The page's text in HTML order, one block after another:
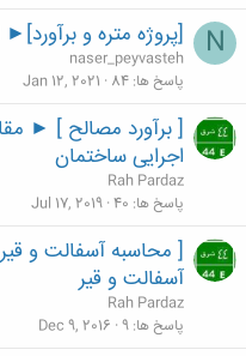
N [پروژه متره و
naser_peyvasteh
پاسخ ها 84
Jan 12, 2021
[ برآورد مصالح ] ►
اجرایی ساختمان
Rah Pardaz
پاسخ ها 40
Jul 17, 2019
[ محاسبه آسفالت و
آسفالت و قیر
Rah Pardaz
پاسخ ها 9
Dec 9, 2016